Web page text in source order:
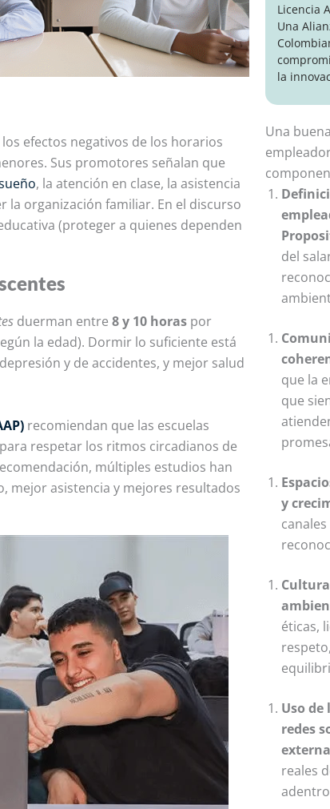
efectos negativos de los horarios
Sus promotores señalan que
, la atención en clase, la asistencia
la organización familiar. En el discurso
(proteger a quienes dependen
duerman entre 8 y 10 horas por
la edad). Dormir lo suficiente está
y de accidentes, y mejor salud
recomiendan que las escuelas
para respetar los ritmos circadianos de
múltiples estudios han
mejor asistencia y mejores resultados
Licencia
Una
la
Una
del
que la
que
y
éticas,
Uso
redes
reales